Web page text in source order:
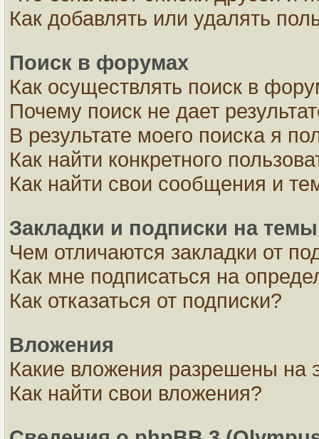
Как добавлять или удалять
Поиск в форумах
Как осуществлять поиск в
Почему поиск не дает
В результате моего поиска я
Как найти конкретного
Как найти свои сообщения и
Закладки и подписки на темы
Чем отличаются закладки от
Как мне подписаться на
Как отказаться от подписки?
Вложения
Какие вложения разрешены на
Как найти свои вложения?